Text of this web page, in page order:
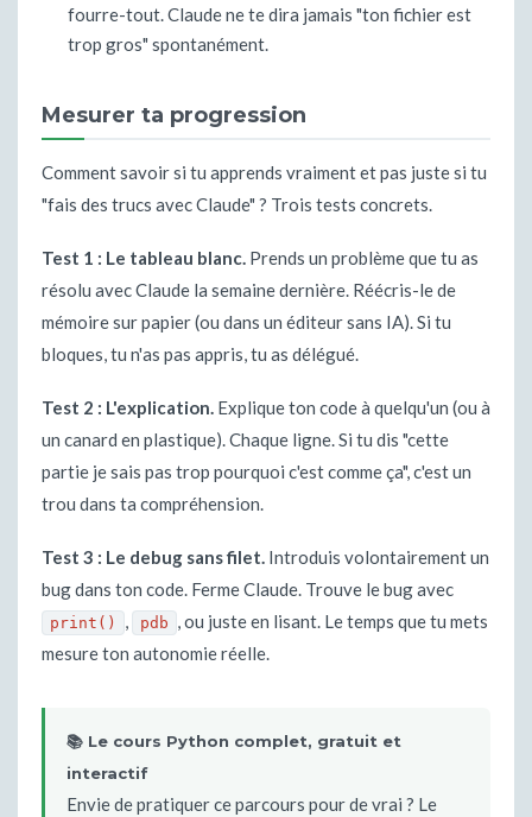
fourre-tout. Claude ne te dira jamais "ton fichier est
trop gros" spontanément.
Mesurer ta progression
Comment savoir si tu apprends vraiment et pas juste si tu
"fais des trucs avec Claude" ? Trois tests concrets.
Test 1 : Le tableau blanc. Prends un problème que tu as
résolu avec Claude la semaine dernière. Réécris-le de
mémoire sur papier (ou dans un éditeur sans IA). Si tu
bloques, tu n'as pas appris, tu as délégué.
Test 2 : L'explication. Explique ton code à quelqu'un (ou à
un canard en plastique). Chaque ligne. Si tu dis "cette
partie je sais pas trop pourquoi c'est comme ça", c'est un
trou dans ta compréhension.
Test 3 : Le debug sans filet. Introduis volontairement un
bug dans ton code. Ferme Claude. Trouve le bug avec
print() , pdb , ou juste en lisant. Le temps que tu mets
mesure ton autonomie réelle.
📚 Le cours Python complet, gratuit et
interactif
Envie de pratiquer ce parcours pour de vrai ? Le